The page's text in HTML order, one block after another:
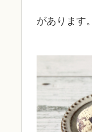
があります。